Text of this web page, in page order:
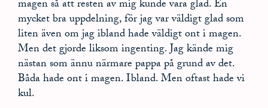
magen så att resten av mig kunde vara glad. En
mycket bra uppdelning, för jag var väldigt glad som
liten även om jag ibland hade väldigt ont i magen.
Men det gjorde liksom ingenting. Jag kände mig
nästan som ännu närmare pappa på grund av det.
Båda hade ont i magen. Ibland. Men oftast hade vi
kul.